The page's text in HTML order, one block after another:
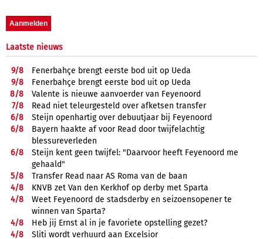
Laatste nieuws
9/8
Fenerbahçe brengt eerste bod uit op Ueda
9/8
Fenerbahçe brengt eerste bod uit op Ueda
8/8
Valente is nieuwe aanvoerder van Feyenoord
7/8
Read niet teleurgesteld over afketsen transfer
6/8
Steijn openhartig over debuutjaar bij Feyenoord
6/8
Bayern haakte af voor Read door twijfelachtig
blessureverleden
6/8
Steijn kent geen twijfel: "Daarvoor heeft Feyenoord me
gehaald"
5/8
Transfer Read naar AS Roma van de baan
4/8
KNVB zet Van den Kerkhof op derby met Sparta
4/8
Weet Feyenoord de stadsderby en seizoensopener te
winnen van Sparta?
4/8
Heb jij Ernst al in je favoriete opstelling gezet?
4/8
Sliti wordt verhuurd aan Excelsior